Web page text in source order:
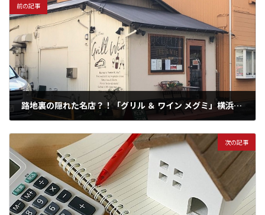
前の記事
路地裏の隠れた名店？！「グリル ＆ ワイン メグミ」横浜市南区白妙町エリア情報
次の記事